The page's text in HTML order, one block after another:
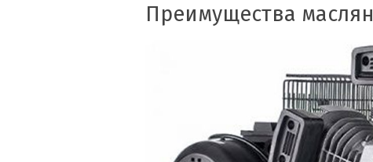
Преимущества